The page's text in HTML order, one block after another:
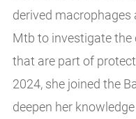
derived
Mtb to investigate the
that are part of
2024, she joined the
deepen her